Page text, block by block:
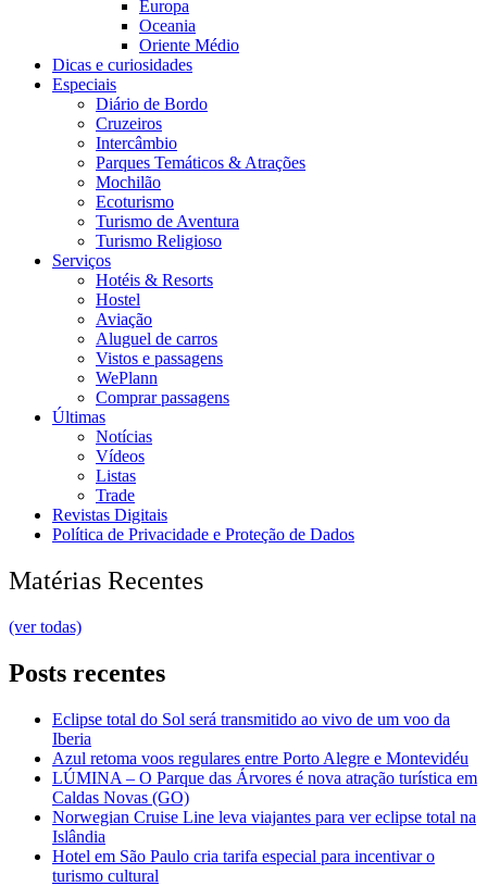
Europa
Oceania
Oriente Médio
Dicas e curiosidades
Especiais
Diário de Bordo
Cruzeiros
Intercâmbio
Parques Temáticos & Atrações
Mochilão
Ecoturismo
Turismo de Aventura
Turismo Religioso
Serviços
Hotéis & Resorts
Hostel
Aviação
Aluguel de carros
Vistos e passagens
WePlann
Comprar passagens
Últimas
Notícias
Vídeos
Listas
Trade
Revistas Digitais
Política de Privacidade e Proteção de Dados
Matérias Recentes
(ver todas)
Posts recentes
Eclipse total do Sol será transmitido ao vivo de um voo da
Iberia
Azul retoma voos regulares entre Porto Alegre e Montevidéu
LÚMINA – O Parque das Árvores é nova atração turística em
Caldas Novas (GO)
Norwegian Cruise Line leva viajantes para ver eclipse total na
Islândia
Hotel em São Paulo cria tarifa especial para incentivar o
turismo cultural